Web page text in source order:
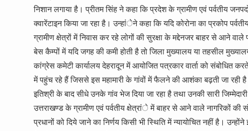
निशान लगाया है। प्रीतम सिंह ने कहा कि प्रदेश के ग्रामीण एवं पर्वतीय
क्वारेंटाइन किया जा रहा है। उन्हांेने कहा कि यदि कोरोना का प्रकोप
ग्रामीण क्षेत्रों में निवास कर रहे लोगों की सुरक्षा के मद्देनजर बाहर से आने
बेस कैम्पों में यदि जगह की कमी होती है तो जिला मुख्यालय या तहसील
कांग्रेस कमेटी कार्यालय देहरादून में आयोजित पत्रकार वार्ता को संबोधित
में पहुंच रहे हैं जिससे इस महामारी के गांवों में फैलने की आशंका बढ़ती जा रही
इतिश्री के बाद सीधे उनके गांव भेज दिया जा रहा है तथा उनकी सारी
उत्तराखण्ड के ग्रामीण एवं पर्वतीय क्षेत्रांे में बाहर से आने वाले नागरिकों
प्रधानों को दिये जाने का निर्णय किसी भी स्थिति में न्यायोचित नहीं है।